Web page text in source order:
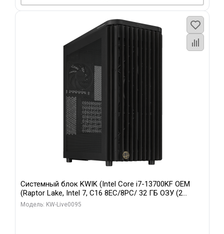
Системный блок KWIK (Intel Core i7-13700KF OEM
(Raptor Lake, Intel 7, C16 8EC/8PC/ 32 ГБ ОЗУ (2
модуля)/ Afox RTX4090 24GB GDDR6X 384-Bit 3xDP
Модель: KW-Live0095